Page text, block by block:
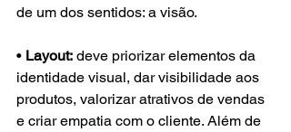
de um dos sentidos: a visão.
• Layout: deve priorizar elementos da
identidade visual, dar visibilidade aos
produtos, valorizar atrativos de vendas
e criar empatia com o cliente. Além de